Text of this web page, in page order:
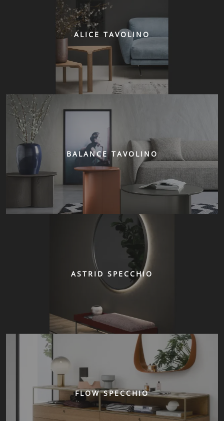
ALICE TAVOLINO
BALANCE TAVOLINO
ASTRID SPECCHIO
FLOW SPECCHIO